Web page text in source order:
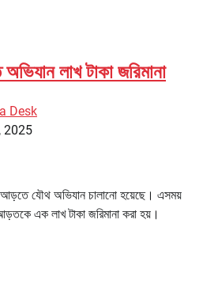
লাখ টাকা জরিমানা
Desk
2025
আড়তে যৌথ অভিযান চালানো হয়েছে। এসময়
এক লাখ টাকা জরিমানা করা হয়।